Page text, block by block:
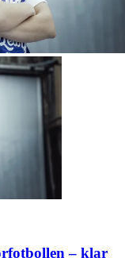
– klar